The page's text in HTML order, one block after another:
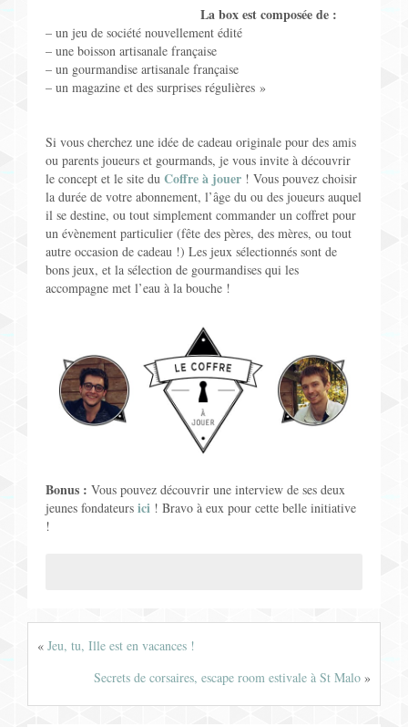
Contact
La box est composée de :
– un jeu de société nouvellement édité
– une boisson artisanale française
– un gourmandise artisanale française
– un magazine et des surprises régulières »
Si vous cherchez une idée de cadeau originale pour des amis
ou parents joueurs et gourmands, je vous invite à découvrir
le concept et le site du Coffre à jouer ! Vous pouvez choisir
la durée de votre abonnement, l’âge du ou des joueurs auquel
il se destine, ou tout simplement commander un coffret pour
un évènement particulier (fête des pères, des mères, ou tout
autre occasion de cadeau !) Les jeux sélectionnés sont de
bons jeux, et la sélection de gourmandises qui les
accompagne met l’eau à la bouche !
Bonus : Vous pouvez découvrir une interview de ses deux
jeunes fondateurs ici ! Bravo à eux pour cette belle initiative
!
« Jeu, tu, Ille est en vacances !
Secrets de corsaires, escape room estivale à St Malo »